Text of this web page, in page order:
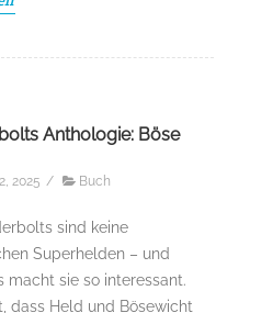
Anthologie: Böse
2025 / Buch
sind keine
Superhelden – und
macht sie so interessant.
dass Held und Bösewicht